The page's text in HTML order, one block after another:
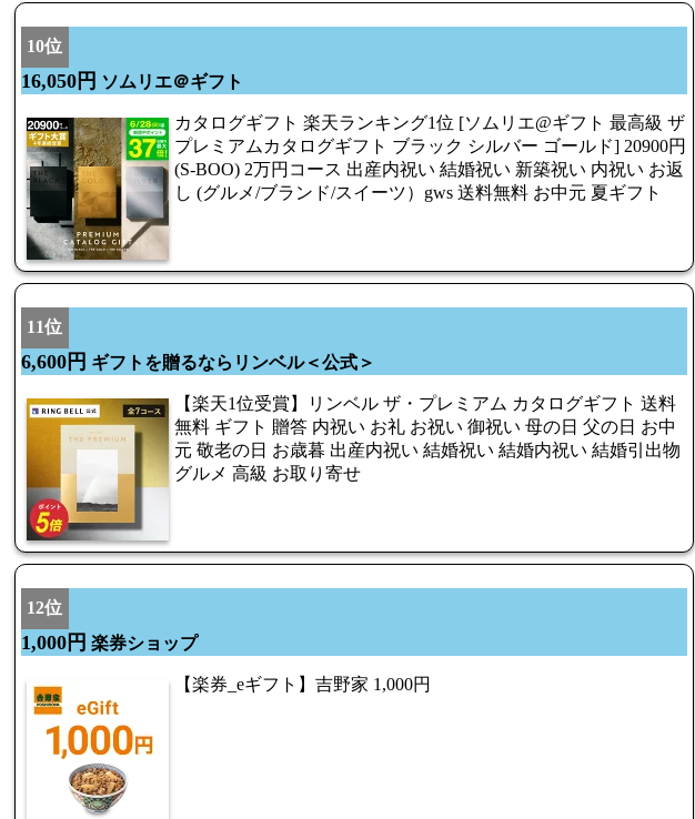
10位
16,050円 ソムリエ＠ギフト
カタログギフト 楽天ランキング1位 [ソムリエ@ギフト 最高級 ザ
プレミアムカタログギフト ブラック シルバー ゴールド] 20900円
(S-BOO) 2万円コース 出産内祝い 結婚祝い 新築祝い 内祝い お返
し (グルメ/ブランド/スイーツ）gws 送料無料 お中元 夏ギフト
11位
6,600円 ギフトを贈るならリンベル＜公式＞
【楽天1位受賞】リンベル ザ・プレミアム カタログギフト 送料
無料 ギフト 贈答 内祝い お礼 お祝い 御祝い 母の日 父の日 お中
元 敬老の日 お歳暮 出産内祝い 結婚祝い 結婚内祝い 結婚引出物
グルメ 高級 お取り寄せ
12位
1,000円 楽券ショップ
【楽券_eギフト】吉野家 1,000円